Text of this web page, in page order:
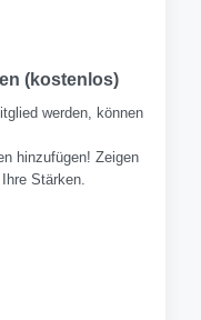
(kostenlos)
werden, können
hinzufügen! Zeigen
Stärken.